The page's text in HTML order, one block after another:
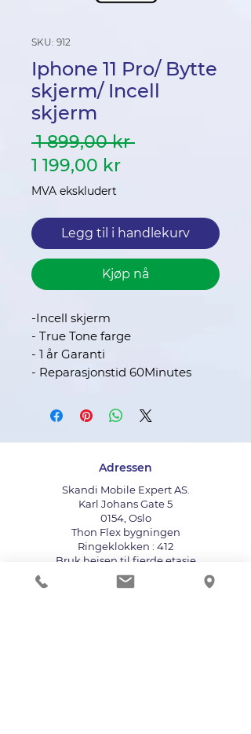
SKU: 912
Iphone 11 Pro/ Bytte
skjerm/ Incell
skjerm
1 899,00 kr Vanlig
1 199,00 krSalgspris
MVA ekskludert
Legg til i handlekurv
Kjøp nå
-Incell skjerm
- True Tone farge
- 1 år Garanti
- Reparasjonstid 60Minutes
Adressen
Skandi Mobile Expert AS.
Karl Johans Gate 5
0154, Oslo
Thon Flex bygningen
Ringeklokken : 412
Bruk heisen til fjerde etasje
info@mobileexpert.no
+47 411 11 211